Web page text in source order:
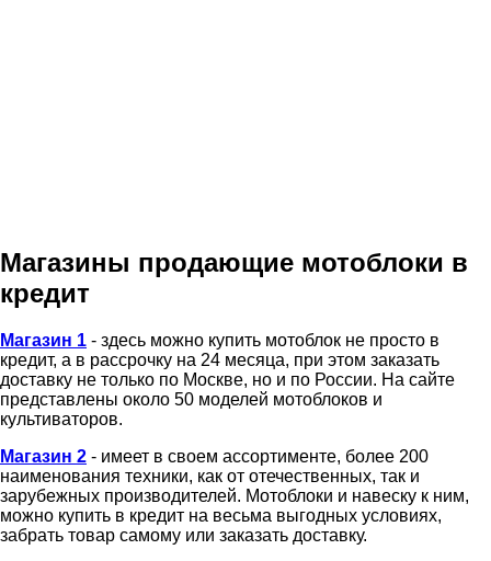
Магазины продающие мотоблоки в
кредит
Магазин 1 - здесь можно купить мотоблок не просто в
кредит, а в рассрочку на 24 месяца, при этом заказать
доставку не только по Москве, но и по России. На сайте
представлены около 50 моделей мотоблоков и
культиваторов.
Магазин 2 - имеет в своем ассортименте, более 200
наименования техники, как от отечественных, так и
зарубежных производителей. Мотоблоки и навеску к ним,
можно купить в кредит на весьма выгодных условиях,
забрать товар самому или заказать доставку.